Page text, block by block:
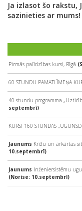
Ja izlasot šo
sazinieties ar mums!
Pirmās palīdzības kursi, Rīgā
60 STUNDU PAMATLĪMEŅA
40 stundu programma
septembrī)
KURSI 160 STUNDAS
Jaunums Krīžu un ārkārtas
10.septembrī)
Jaunums Inženiersistēmu
(Norise: 10.septembrī)